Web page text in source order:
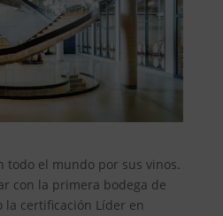
todo el mundo por sus vinos.
con la primera bodega de
la certificación Líder en